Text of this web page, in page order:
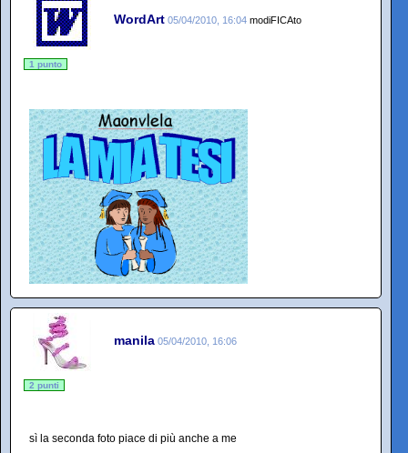
WordArt 05/04/2010, 16:04 modiFICAto
1 punto
manila 05/04/2010, 16:06
2 punti
sì la seconda foto piace di più anche a me